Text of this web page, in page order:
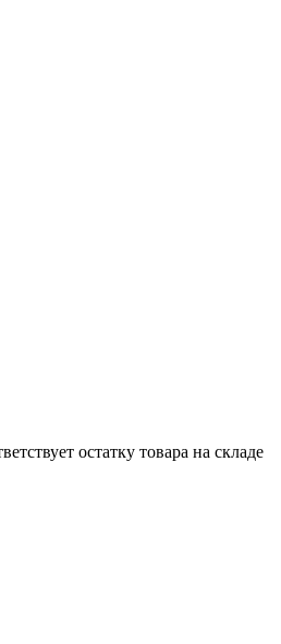
остатку товара на складе